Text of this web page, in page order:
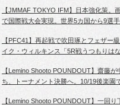
【JMMAF TOKYO IFM】日本強化策。
で国際戦大会実現。世界5カ国から9選
【PFC41】再起戦で吹田琢とフェザー
イク・ウィルキンス「5R戦うつもりは
【Lemino Shooto POUNDOUT】齋藤が
ち、トーナメント決勝へ。10/19後楽園
【Lemino Shooto POUNDOUT】一回